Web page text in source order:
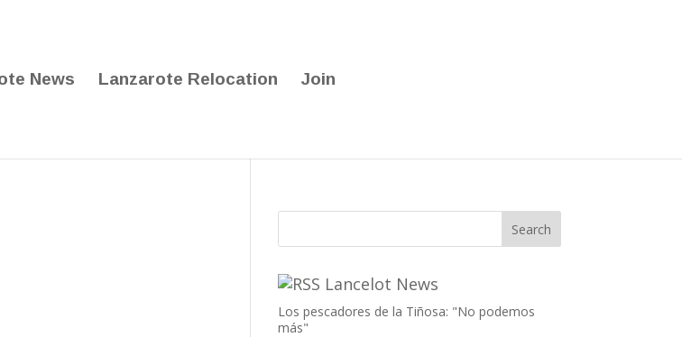
News Lanzarote Relocation Join
Lancelot News
Los pescadores de la Tiñosa: "No podemos
más"